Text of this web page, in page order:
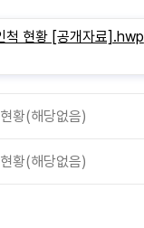
척 현황 [공개자료].hwp
황(해당없음)
황(해당없음)